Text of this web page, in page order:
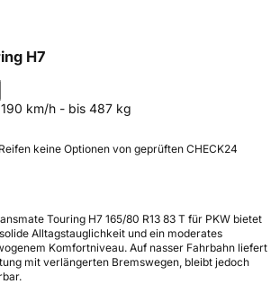
H7
km/h - bis 487 kg
keine Optionen von geprüften CHECK24
Touring H7 165/80 R13 83 T für PKW bietet
Alltagstauglichkeit und ein moderates
Komfortniveau. Auf nasser Fahrbahn liefert
mit verlängerten Bremswegen, bleibt jedoch